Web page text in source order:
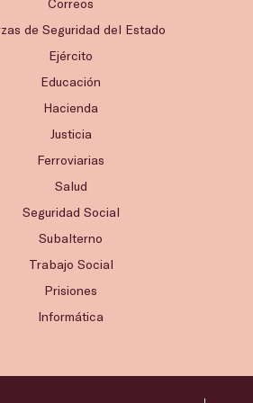
Correos
de Seguridad del Estado
Ejército
Educación
Hacienda
Justicia
Ferroviarias
Salud
Seguridad Social
Subalterno
Trabajo Social
Prisiones
Informática